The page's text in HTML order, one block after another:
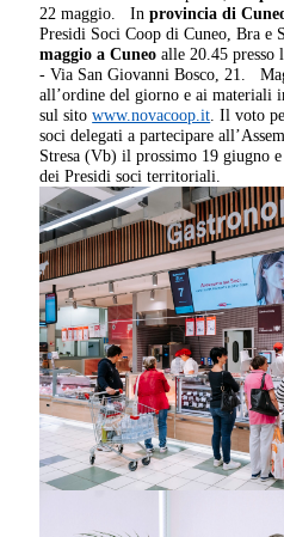
22 maggio. Inprovincia di
Presidi Soci Coop di Cuneo, Bra e
maggio a Cuneo alle 20.45 presso
- Via San Giovanni Bosco, 21.
all’ordine del giorno e ai materiali
sul sitowww.novacoop.it . Il voto
soci delegati a partecipare
Stresa (Vb) il prossimo 19 giugno
dei Presidi soci territoriali.